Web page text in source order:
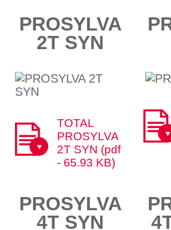
PROSYLVA
2T SYN
TOTAL
PROSYLVA
2T SYN (pdf
- 65.93 KB)
PROSYLVA
4T SYN